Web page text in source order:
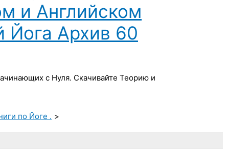
и Английском
Йога Архив 60
с Нуля. Скачивайте Теорию и
по Йоге .